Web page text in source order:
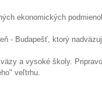
ekonomických
- Budapešť, ktorý
a vysoké školy.
veľtrhu.